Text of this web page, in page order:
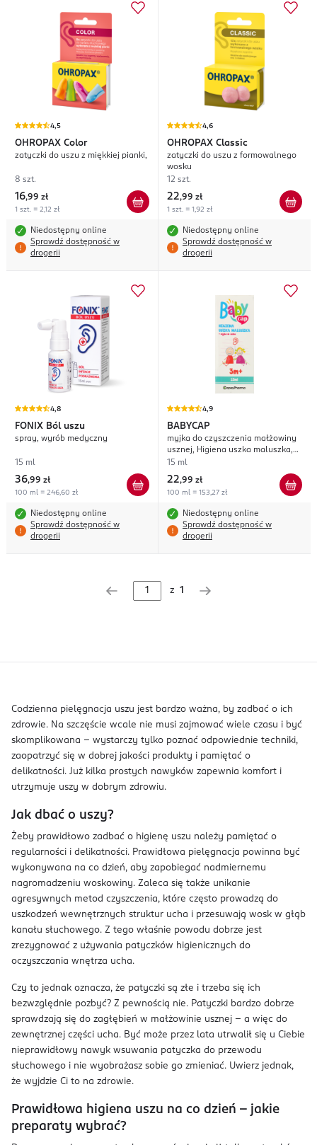
4,5
OHROPAX Color
zatyczki do uszu z miękkiej pianki,
8 szt.
16,99 zł
1 szt. = 2,12 zł
Niedostępny online
Sprawdź dostępność w
drogerii
4,6
OHROPAX Classic
zatyczki do uszu z formowalnego
wosku
12 szt.
22,99 zł
1 szt. = 1,92 zł
Niedostępny online
Sprawdź dostępność w
drogerii
4,8
FONIX Ból uszu
spray, wyrób medyczny
15 ml
36,99 zł
100 ml = 246,60 zł
Niedostępny online
Sprawdź dostępność w
drogerii
4,9
BABYCAP
myjka do czyszczenia małżowiny
usznej, Higiena uszka maluszka,
3m+
15 ml
22,99 zł
100 ml = 153,27 zł
Niedostępny online
Sprawdź dostępność w
drogerii
z 1
Codzienna pielęgnacja uszu jest bardzo ważna, by zadbać o ich
zdrowie. Na szczęście wcale nie musi zajmować wiele czasu i być
skomplikowana – wystarczy tylko poznać odpowiednie techniki,
zaopatrzyć się w dobrej jakości produkty i pamiętać o
delikatności. Już kilka prostych nawyków zapewnia komfort i
utrzymuje uszy w dobrym zdrowiu.
Jak dbać o uszy?
Żeby prawidłowo zadbać o higienę uszu należy pamiętać o
regularności i delikatności. Prawidłowa pielęgnacja powinna być
wykonywana na co dzień, aby zapobiegać nadmiernemu
nagromadzeniu woskowiny. Zaleca się także unikanie
agresywnych metod czyszczenia, które często prowadzą do
uszkodzeń wewnętrznych struktur ucha i przesuwają wosk w głąb
kanału słuchowego. Z tego właśnie powodu dobrze jest
zrezygnować z używania patyczków higienicznych do
oczyszczania wnętrza ucha.
Czy to jednak oznacza, że patyczki są złe i trzeba się ich
bezwzględnie pozbyć? Z pewnością nie. Patyczki bardzo dobrze
sprawdzają się do zagłębień w małżowinie usznej – a więc do
zewnętrznej części ucha. Być może przez lata utrwalił się u Ciebie
nieprawidłowy nawyk wsuwania patyczka do przewodu
słuchowego i nie wyobrażasz sobie go zmieniać. Uwierz jednak,
że wyjdzie Ci to na zdrowie.
Prawidłowa higiena uszu na co dzień – jakie
preparaty wybrać?